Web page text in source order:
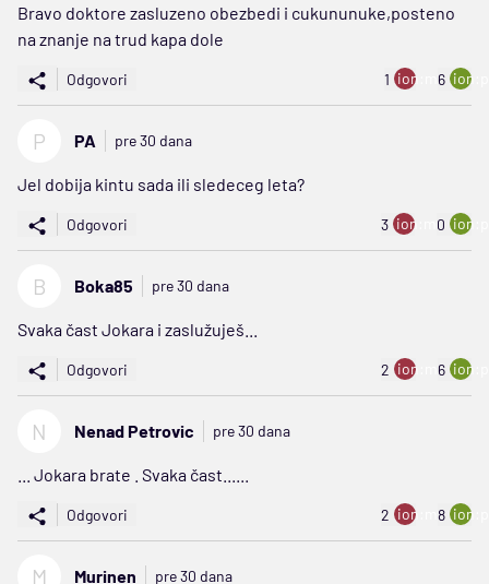
Bravo doktore zasluzeno obezbedi i cukununuke,posteno
na znanje na trud kapa dole
Odgovori 1 ion:minus
6
P PA pre 30 dana
Jel dobija kintu sada ili sledeceg leta?
Odgovori 3 ion:minus
0
B Boka85 pre 30 dana
Svaka čast Jokara i zaslužuješ...
Odgovori 2 ion:minus
6
N Nenad Petrovic pre 30 dana
... Jokara brate . Svaka čast......
Odgovori 2 ion:minus
8
M Murinen pre 30 dana